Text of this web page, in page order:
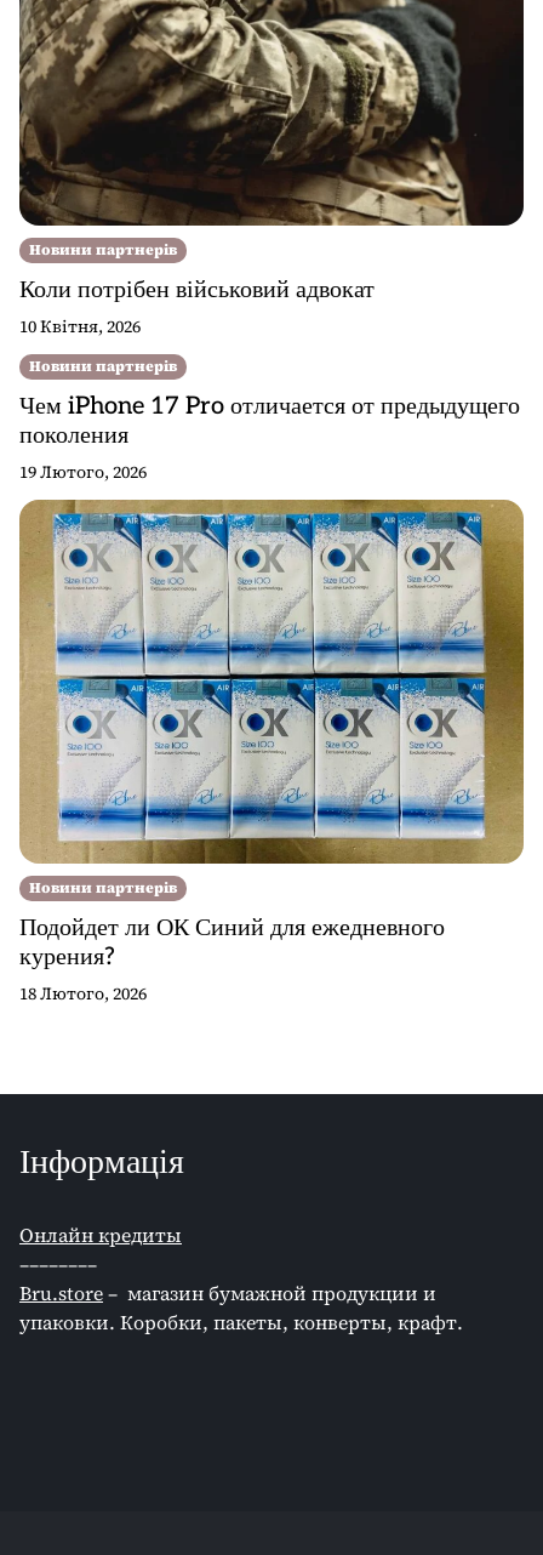
Новини партнерів
Коли потрібен військовий адвокат
10 Квітня, 2026
Новини партнерів
Чем iPhone 17 Pro отличается от предыдущего
поколения
19 Лютого, 2026
Новини партнерів
Подойдет ли ОК Синий для ежедневного
курения?
18 Лютого, 2026
Інформація
Онлайн кредиты
––––––––
Bru.store– магазин бумажной продукции и
упаковки. Коробки, пакеты, конверты, крафт.